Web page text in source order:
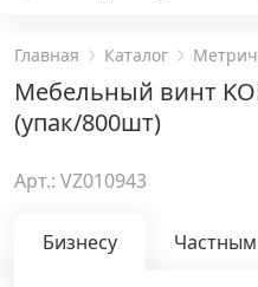
Акции
Распродажа
Уценка
Анкерная техника
Главная Каталог
Мебельный винт
(упак/800шт)
Арт.: VZ010943
Бизнесу